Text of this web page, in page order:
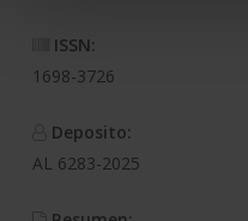
ISSN:
1698-3726
Deposito:
AL 6283-2025